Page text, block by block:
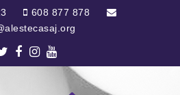
608 877 878
Twitter
Facebook
Instagram
Youtube